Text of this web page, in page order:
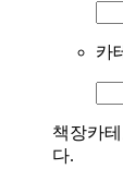
카
책장카
다.